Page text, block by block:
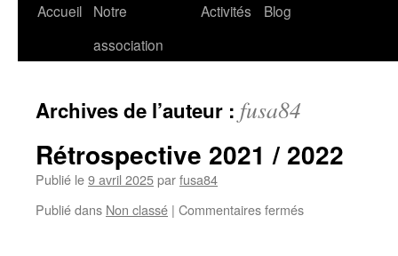
Accueil
Notre
association
Activités Blog
Archives de l’auteur : fusa84
Rétrospective 2021 / 2022
Publié le9 avril 2025parfusa84
Publié dans Non classé | Commentaires ferméssur